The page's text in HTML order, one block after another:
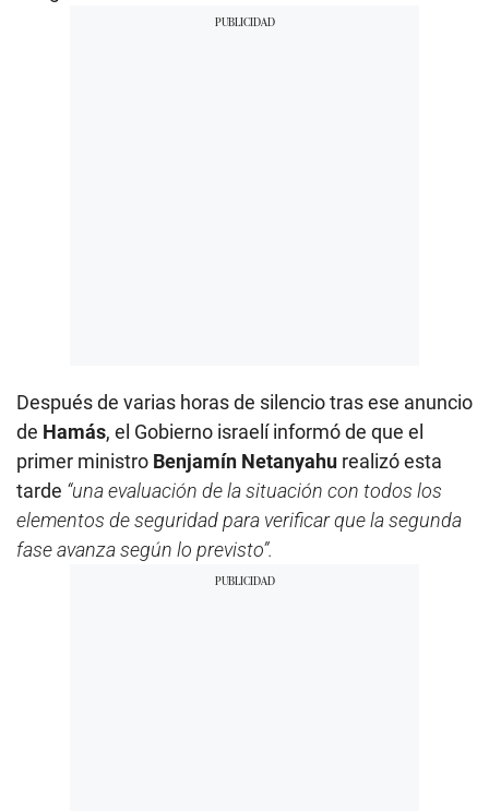
Después de varias horas de silencio tras ese anuncio
de Hamás, el Gobierno israelí informó de que el
primer ministro Benjamín Netanyahu realizó esta
tarde “una evaluación de la situación con todos los
elementos de seguridad para verificar que la segunda
fase avanza según lo previsto”.